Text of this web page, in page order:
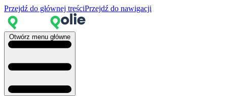
Przejdź do głównej treściPrzejdź do nawigacji
Otwórz menu główne